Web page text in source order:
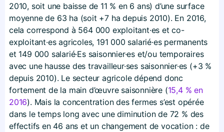
2010, soit une baisse de 11 % en 6 ans) d’une surface
moyenne de 63 ha (soit +7 ha depuis 2010). En 2016,
cela correspond à 564 000 exploitant·es et co-
exploitant·es agricoles, 191 000 salarié·es permanents
et 149 000 salarié·Es saisonnier·es et/ou temporaires
avec une hausse des travailleur·ses saisonnier·es (+3 %
depuis 2010). Le secteur agricole dépend donc
fortement de la main d’œuvre saisonnière (15,4 % en
2016). Mais la concentration des fermes s’est opérée
dans le temps long avec une diminution de 72 % des
effectifs en 46 ans et un changement de vocation : de